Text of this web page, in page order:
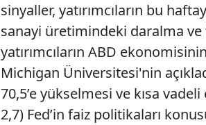
sinyaller, yatırımcıların bu
sanayi üretimindeki daralma
yatırımcıların ABD
Michigan Üniversitesi'nin
70,5’e yükselmesi ve kısa
2,7) Fed’in faiz politikaları